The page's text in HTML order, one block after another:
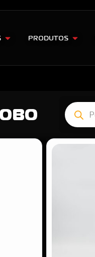
PRODUTOS